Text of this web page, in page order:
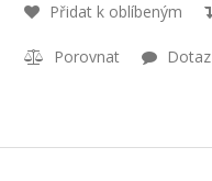
Přidat k oblíbeným
Porovnat Dotaz